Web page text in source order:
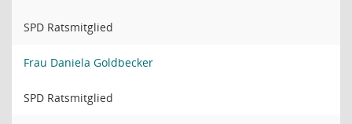
SPD Ratsmitglied
Frau Daniela Goldbecker
SPD Ratsmitglied